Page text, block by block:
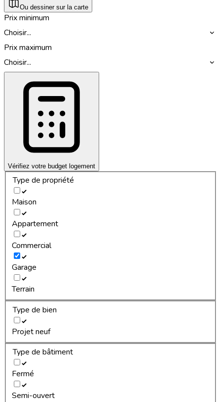
Ou dessiner sur la carte
Prix minimum
Choisir...
Prix maximum
Choisir...
Vérifiez votre budget logement
Type de propriété
Maison
Appartement
Commercial
Garage
Terrain
Type de bien
Projet neuf
Type de bâtiment
Fermé
Semi-ouvert